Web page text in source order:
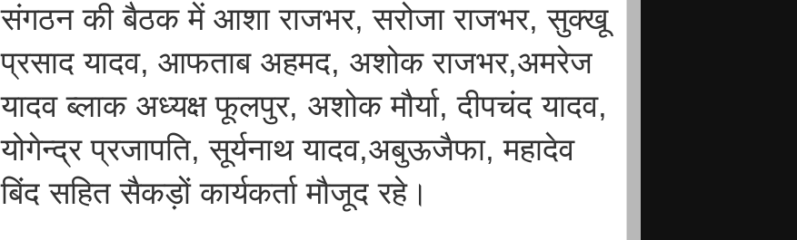
संगठन की बैठक में आशा राजभर, सरोजा राजभर, सुक्खू
प्रसाद यादव, आफताब अहमद, अशोक राजभर,अमरेज
यादव ब्लाक अध्यक्ष फूलपुर, अशोक मौर्या, दीपचंद यादव,
योगेन्द्र प्रजापति, सूर्यनाथ यादव,अबुऊजैफा, महादेव
बिंद सहित सैकड़ों कार्यकर्ता मौजूद रहे।